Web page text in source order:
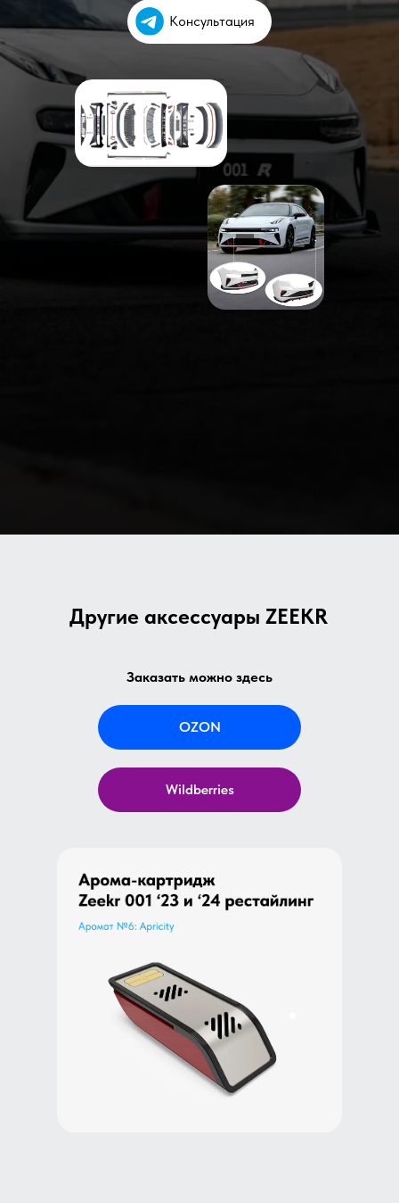
Консультация
Другие аксессуары ZEEKR
OZON
Wildberries
Заказать можно здесь